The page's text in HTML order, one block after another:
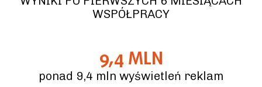
WSPÓŁPRACY
9,4 MLN
ponad 9,4 mln wyświetleń reklam